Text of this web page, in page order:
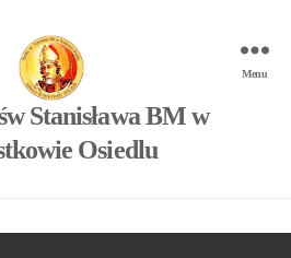
Stanisława BM w
Osiedlu
Menu